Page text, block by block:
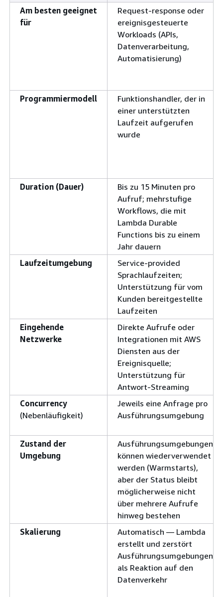
Am besten geeignet
für
Request-response oder
ereignisgesteuerte
Workloads (APIs,
Datenverarbeitung,
Automatisierung)
Programmiermodell
Funktionshandler, der in
einer unterstützten
Laufzeit aufgerufen
wurde
Duration (Dauer)
Bis zu 15 Minuten pro
Aufruf; mehrstufige
Workflows, die mit
Lambda Durable
Functions bis zu einem
Jahr dauern
Laufzeitumgebung
Service-provided
Sprachlaufzeiten;
Unterstützung für vom
Kunden bereitgestellte
Laufzeiten
Eingehende
Netzwerke
Direkte Aufrufe oder
Integrationen mit AWS
Diensten aus der
Ereignisquelle;
Unterstützung für
Antwort-Streaming
Concurrency
(Nebenläufigkeit)
Jeweils eine Anfrage pro
Ausführungsumgebung
Zustand der
Umgebung
Ausführungsumgebungen
können wiederverwendet
werden (Warmstarts),
aber der Status bleibt
möglicherweise nicht
über mehrere Aufrufe
hinweg bestehen
Skalierung
Automatisch — Lambda
erstellt und zerstört
Ausführungsumgebungen
als Reaktion auf den
Datenverkehr